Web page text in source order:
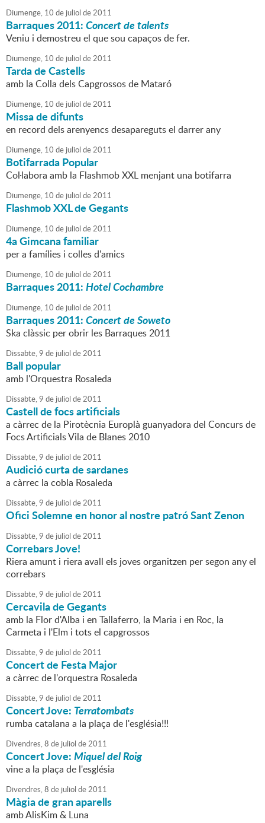
Diumenge, 10 de juliol de2011
Barraques 2011:Concert de talents
Veniu i demostreu el que sou capaços de fer.
Diumenge, 10 de juliol de2011
Tarda de Castells
amb la Colla dels Capgrossos de Mataró
Diumenge, 10 de juliol de2011
Missa de difunts
en record dels arenyencs desapareguts el darrer any
Diumenge, 10 de juliol de2011
Botifarrada Popular
Col·labora amb la Flashmob XXL menjant una botifarra
Diumenge, 10 de juliol de2011
Flashmob XXL de Gegants
Diumenge, 10 de juliol de2011
4a Gimcana familiar
per a famílies i colles d'amics
Diumenge, 10 de juliol de2011
Barraques 2011:Hotel Cochambre
Diumenge, 10 de juliol de2011
Barraques 2011:Concert de Soweto
Ska clàssic per obrir les Barraques 2011
Dissabte,9 de juliol de2011
Ball popular
amb l'Orquestra Rosaleda
Dissabte,9 de juliol de2011
Castell de focs artificials
a càrrec de la Pirotècnia Europlà guanyadora del Concurs de
Focs Artificials Vila de Blanes 2010
Dissabte,9 de juliol de2011
Audició curta de sardanes
a càrrec la cobla Rosaleda
Dissabte,9 de juliol de2011
Ofici Solemne en honor al nostre patró Sant Zenon
Dissabte,9 de juliol de2011
Correbars Jove!
Riera amunt i riera avall els joves organitzen per segon any el
correbars
Dissabte,9 de juliol de2011
Cercavila de Gegants
amb la Flor d'Alba i en Tallaferro, la Maria i en Roc, la
Carmeta i l'Elm i tots el capgrossos
Dissabte,9 de juliol de2011
Concert de Festa Major
a càrrec de l'orquestra Rosaleda
Dissabte,9 de juliol de2011
Concert Jove: Terratombats
rumba catalana a la plaça de l'església!!!
Divendres,8 de juliol de2011
Concert Jove:Miquel del Roig
vine a la plaça de l'església
Divendres,8 de juliol de2011
Màgia de gran aparells
amb AlisKim & Luna